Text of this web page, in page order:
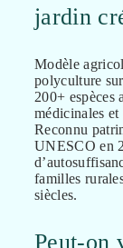
jardin
Modèle
polyculture
200+ espèces
médicinales et
Reconnu
UNESCO en
familles
siècles.
Peut-on